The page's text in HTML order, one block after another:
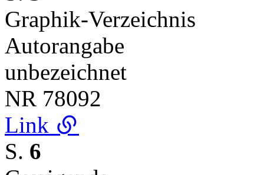
Graphik-Verzeichnis
Autorangabe
unbezeichnet
NR 78092
Link
S. 6